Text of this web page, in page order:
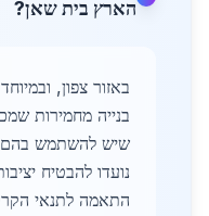
הארץ בית שאן?
באזור צפון,
בנייה מחמירות
שיש להשתמש בהם
נועדו להבטיח
התאמה לתנאי